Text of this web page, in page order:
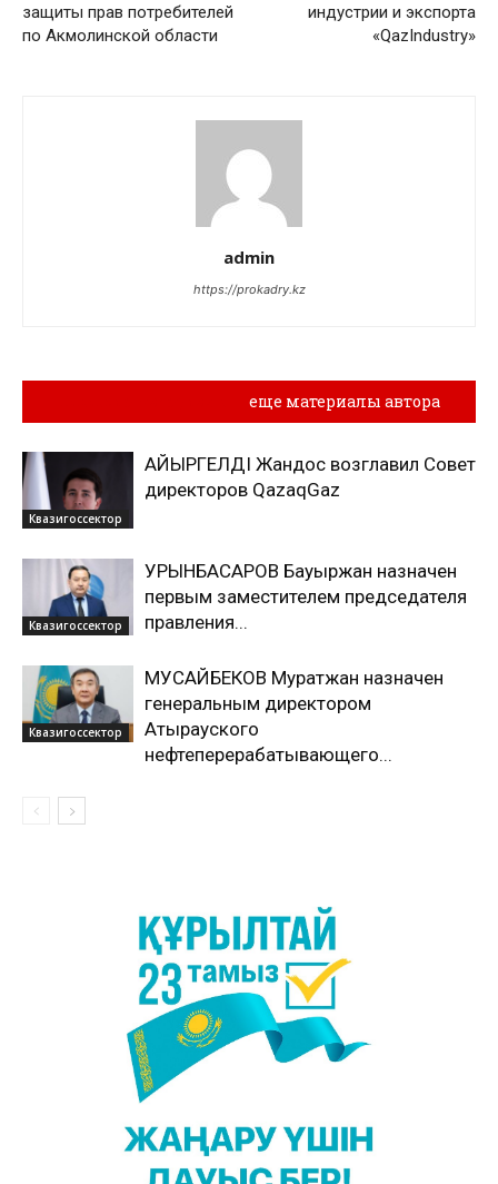
защиты прав потребителей
по Акмолинской области
индустрии и экспорта
«QazIndustry»
admin
https://prokadry.kz
еще материалы автора
Квазигоссектор
ҚАЙЫРГЕЛДІ Жандос возглавил Совет
директоров QazaqGaz
Квазигоссектор
УРЫНБАСАРОВ Бауыржан назначен
первым заместителем председателя
правления...
Квазигоссектор
МУСАЙБЕКОВ Муратжан назначен
генеральным директором
Атырауского
нефтеперерабатывающего...